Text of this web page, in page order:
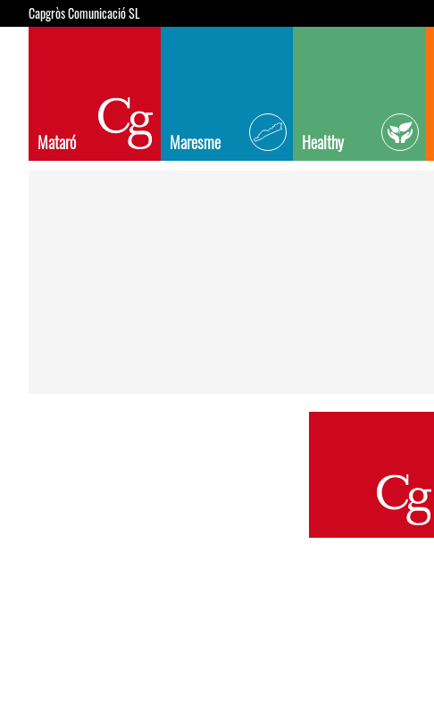
Capgròs Comunicació SL
Mataró Maresme Healthy